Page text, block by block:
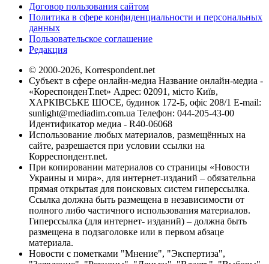
Договор пользования сайтом
Политика в сфере конфиденциальности и персональных
данных
Пользовательское соглашение
Редакция
© 2000-2026, Korrespondent.net
Субъект в сфере онлайн-медиа Название онлайн-медиа -
«КореспонденТ.net» Адрес: 02091, місто Київ,
ХАРКІВСЬКЕ ШОСЕ, будинок 172-Б, офіс 208/1 E-mail:
sunlight@mediadim.com.ua Телефон: 044-205-43-00
Идентификатор медиа - R40-06068
Использование любых материалов, размещённых на
сайте, разрешается при условии ссылки на
Корреспондент.net.
При копировании материалов со страницы «Новости
Украины и мира», для интернет-изданий – обязательна
прямая открытая для поисковых систем гиперссылка.
Ссылка должна быть размещена в независимости от
полного либо частичного использования материалов.
Гиперссылка (для интернет- изданий) – должна быть
размещена в подзаголовке или в первом абзаце
материала.
Новости с пометками "Мнение", "Экспертиза",